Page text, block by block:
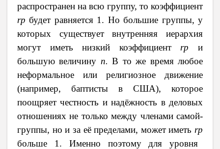
распространен на всю группу, то коэффициент
rр будет равняется 1. Но большие группы, у
которых существует внутренняя иерархия
могут иметь низкий коэффициент rр и
большую величину п. В то же время любое
неформальное или религиозное движение
(например, баптисты в США), которое
поощряет честность и надёжность в деловых
отношениях не только между членами самой-
группы, но и за её пределами, может иметь rр
больше 1. Именно поэтому для уровня